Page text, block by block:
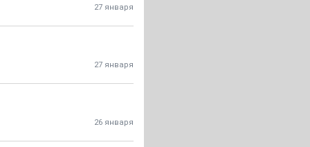
27 января
27 января
26 января